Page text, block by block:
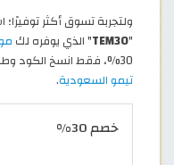
ولتجربة تسوق أكثر
"
TEM30" الذي يوفره لك
30%، فقط انسخ الكود وطبِّقه عند
تيمو السعودية.
خصم 30%